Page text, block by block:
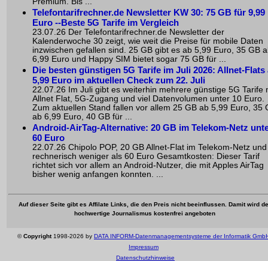
Telefontarifrechner.de Newsletter KW 30: 75 GB für 9,99
Euro --Beste 5G Tarife im Vergleich
23.07.26 Der Telefontarifrechner.de Newsletter der
Kalenderwoche 30 zeigt, wie weit die Preise für mobile Daten
inzwischen gefallen sind. 25 GB gibt es ab 5,99 Euro, 35 GB
6,99 Euro und Happy SIM bietet sogar 75 GB für ...
Die besten günstigen 5G Tarife im Juli 2026: Allnet-Flats
5,99 Euro im aktuellen Check zum 22. Juli
22.07.26 Im Juli gibt es weiterhin mehrere günstige 5G Tarife
Allnet Flat, 5G-Zugang und viel Datenvolumen unter 10 Euro.
Zum aktuellen Stand fallen vor allem 25 GB ab 5,99 Euro, 35
ab 6,99 Euro, 40 GB für ...
Android-AirTag-Alternative: 20 GB im Telekom-Netz
60 Euro
22.07.26 Chipolo POP, 20 GB Allnet-Flat im Telekom-Netz und
rechnerisch weniger als 60 Euro Gesamtkosten: Dieser Tarif
richtet sich vor allem an Android-Nutzer, die mit Apples AirTag
bisher wenig anfangen konnten. ...
Auf dieser Seite gibt es Affilate Links, die den Preis nicht beeinflussen. Damit wird
hochwertige Journalismus kostenfrei angeboten
©Copyright1998-2026 by DATA INFORM-Datenmanagementsysteme der Informatik
Impressum
Datenschutzhinweise